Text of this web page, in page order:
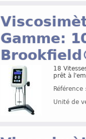
Gamme:
18
prêt à
Unité de